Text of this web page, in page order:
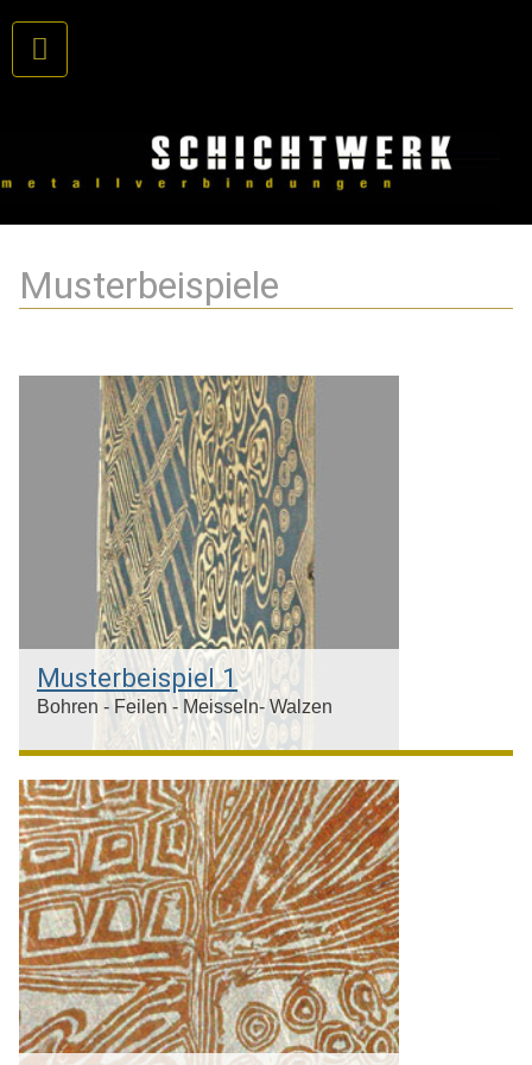
Musterbeispiele
Musterbeispiel 1
Bohren - Feilen - Meisseln- Walzen
Darstellung Musterungsprozess